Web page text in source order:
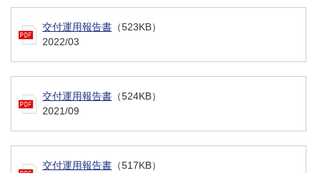
交付運用報告書 （523KB）
2022/03
交付運用報告書 （524KB）
2021/09
交付運用報告書 （517KB）